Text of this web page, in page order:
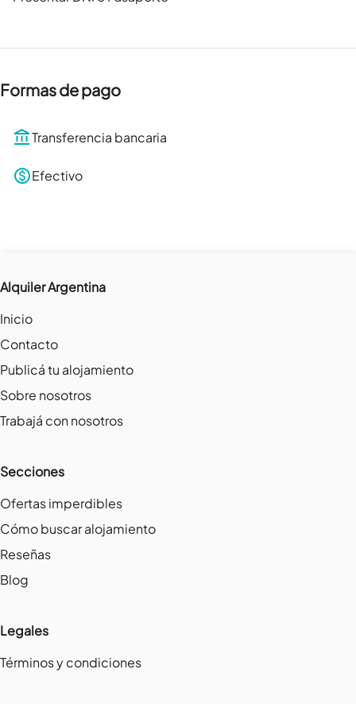
Formas de pago
Transferencia bancaria
Efectivo
Alquiler Argentina
Inicio
Contacto
Publicá tu alojamiento
Sobre nosotros
Trabajá con nosotros
Secciones
Ofertas imperdibles
Cómo buscar alojamiento
Reseñas
Blog
Legales
Términos y condiciones